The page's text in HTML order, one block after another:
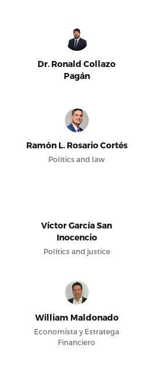
Dr. Ronald Collazo
Pagán
Ramón L. Rosario Cortés
Politics and law
Víctor García San
Inocencio
Politics and justice
William Maldonado
Economista y Estratega
Financiero